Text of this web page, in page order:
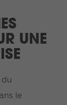
UNE
le